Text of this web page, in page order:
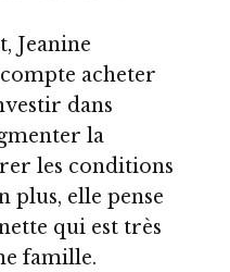
Jeanine
acheter
dans
la
les conditions
plus, elle pense
qui est très
famille.